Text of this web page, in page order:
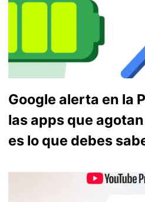
Google alerta en la
las apps que
es lo que debes